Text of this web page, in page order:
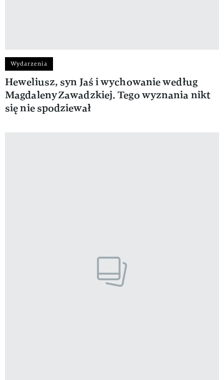
Wydarzenia
Heweliusz, syn Jaś i wychowanie według
Magdaleny Zawadzkiej. Tego wyznania nikt
się nie spodziewał